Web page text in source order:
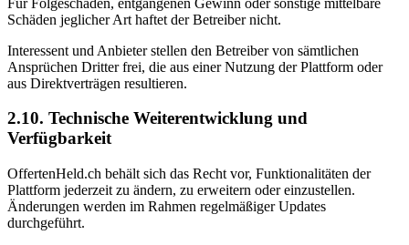
Schäden jeglicher Art haftet der Betreiber nicht.
Interessent und Anbieter stellen den Betreiber von sämtlichen
Ansprüchen Dritter frei, die aus einer Nutzung der Plattform oder
aus Direktverträgen resultieren.
2.10. Technische Weiterentwicklung und
Verfügbarkeit
OffertenHeld.ch behält sich das Recht vor, Funktionalitäten der
Plattform jederzeit zu ändern, zu erweitern oder einzustellen.
Änderungen werden im Rahmen regelmäßiger Updates
durchgeführt.